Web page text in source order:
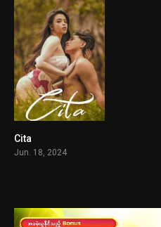
Cita
Jun. 18, 2024